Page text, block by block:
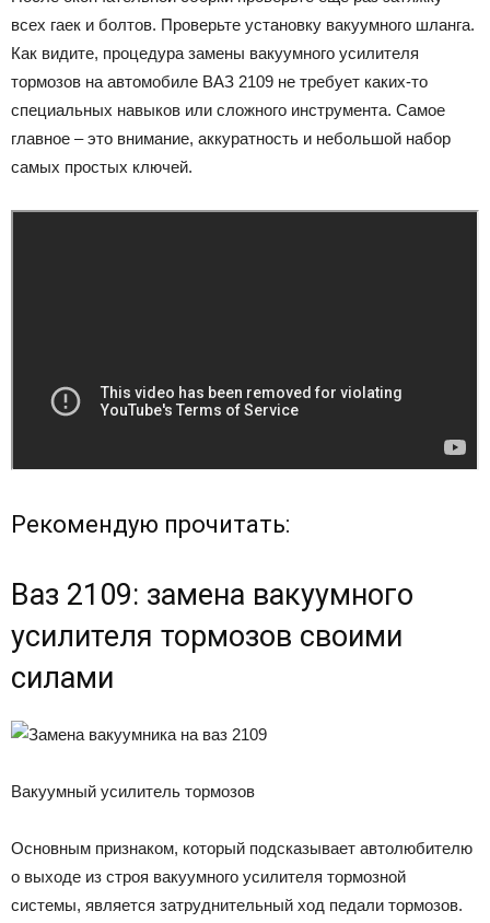
всех гаек и болтов. Проверьте установку вакуумного шланга.
Как видите, процедура замены вакуумного усилителя
тормозов на автомобиле ВАЗ 2109 не требует каких-то
специальных навыков или сложного инструмента. Самое
главное – это внимание, аккуратность и небольшой набор
самых простых ключей.
Рекомендую прочитать:
Ваз 2109: замена вакуумного
усилителя тормозов своими
силами
Вакуумный усилитель тормозов
Основным признаком, который подсказывает автолюбителю
о выходе из строя вакуумного усилителя тормозной
системы, является затруднительный ход педали тормозов.